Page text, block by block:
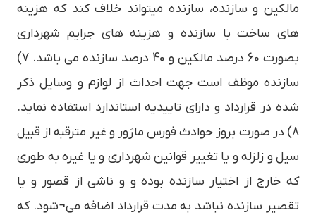
مالکین و سازنده، سازنده میتواند خلاف کند که هزینه
های ساخت با سازنده و هزینه های جرایم شهرداری
بصورت 60 درصد مالکین و 40 درصد سازنده می باشد. 7)
سازنده موظف است جهت احداث از لوازم و وسایل ذکر
شده در قرارداد و دارای تاییدیه استاندارد استفاده نماید.
8) در صورت بروز حوادث فورس ماژور و غیر مترقبه از قبیل
سیل و زلزله و یا تغییر قوانین شهرداری و یا غیره به طوری
که خارج از اختیار سازنده بوده و و ناشی از قصور و یا
تقصیر سازنده نباشد به مدت قرارداد اضافه می¬شود. که